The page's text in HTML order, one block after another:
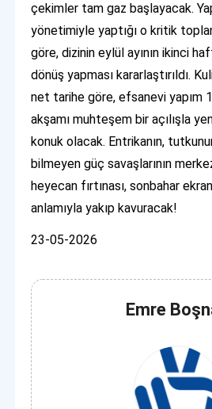
çekimler tam gaz başlayacak.
yönetimiyle yaptığı o kritik
göre, dizinin eylül ayının ikinci
dönüş yapması kararlaştırıldı.
net tarihe göre, efsanevi yapım
akşamı muhteşem bir açılışla
konuk olacak. Entrikanın,
bilmeyen güç savaşlarının
heyecan fırtınası, sonbahar
anlamıyla yakıp kavuracak!
23-05-2026
Emre